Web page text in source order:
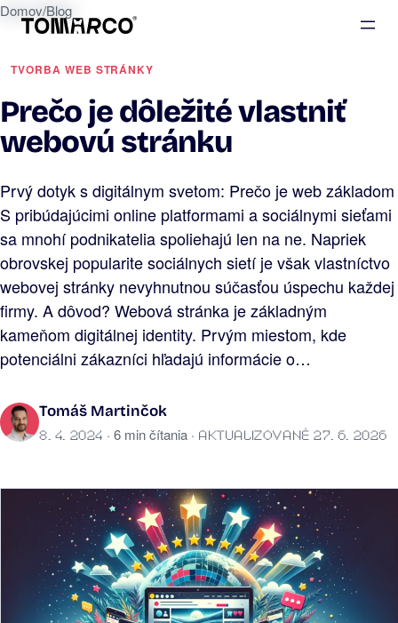
Domov/Blog
TVORBA WEB STRÁNKY
Prečo je dôležité vlastniť
webovú stránku
Prvý dotyk s digitálnym svetom: Prečo je web základom
S pribúdajúcimi online platformami a sociálnymi sieťami
sa mnohí podnikatelia spoliehajú len na ne. Napriek
obrovskej popularite sociálnych sietí je však vlastníctvo
webovej stránky nevyhnutnou súčasťou úspechu každej
firmy. A dôvod? Webová stránka je základným
kameňom digitálnej identity. Prvým miestom, kde
potenciálni zákazníci hľadajú informácie o…
Tomáš Martinčok
8. 4. 2024 · 6 min čítania · AKTUALIZOVANÉ 27. 6. 2026